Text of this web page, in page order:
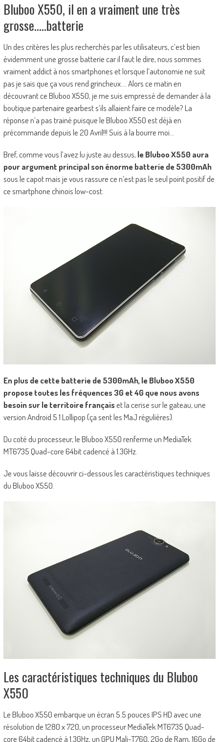
Bluboo X550, il en a vraiment une très
grosse…..batterie
Un des critères les plus recherchés par les utilisateurs, c’est bien
évidemment une grosse batterie car il faut le dire, nous sommes
vraiment addict à nos smartphones et lorsque l’autonomie ne suit
pas je sais que ça vous rend grincheux…. Alors ce matin en
découvrant ce Bluboo X550, je me suis empressé de demander à la
boutique partenaire gearbest s’ils allaient faire ce modèle? La
réponse n’a pas trainé puisque le Bluboo X550 est déjà en
précommande depuis le 20 Avril!!! Suis à la bourre moi…
Bref, comme vous l’avez lu juste au dessus, le Bluboo X550 aura
pour argument principal son énorme batterie de 5300mAh
sous le capot mais je vous rassure ce n’est pas le seul point positif de
ce smartphone chinois low-cost.
En plus de cette batterie de 5300mAh, le Bluboo X550
propose toutes les fréquences 3G et 4G que nous avons
besoin sur le territoire françaiset la cerise sur le gateau, une
version Android 5.1 Lollipop (ça sent les MaJ régulières).
Du coté du processeur, le Bluboo X550 renferme un MediaTek
MT6735 Quad-core 64bit cadencé à 1.3GHz.
Je vous laisse découvrir ci-dessous les caractéristiques techniques
du Bluboo X550.
Les caractéristiques techniques du Bluboo
X550
Le Bluboo X550 embarque un écran 5.5 pouces IPS HD avec une
résolution de 1280 x 720, un processeur MediaTek MT6735 Quad-
core 64bit cadencé à 1.3GHz, un GPU Mali-T760, 2Go de Ram, 16Go de